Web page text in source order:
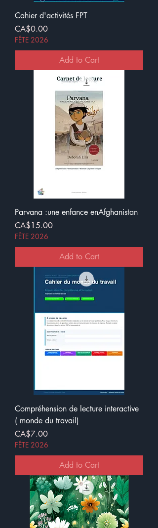
Cahier d'activités FPT
Price
CA$0.00
FÊTE 2026
Add to Cart
Parvana :une enfance enAfghanistan
Price
CA$15.00
FÊTE 2026
Add to Cart
Compréhension de lecture interactive
( monde du travail)
Price
CA$7.00
FÊTE 2026
Add to Cart